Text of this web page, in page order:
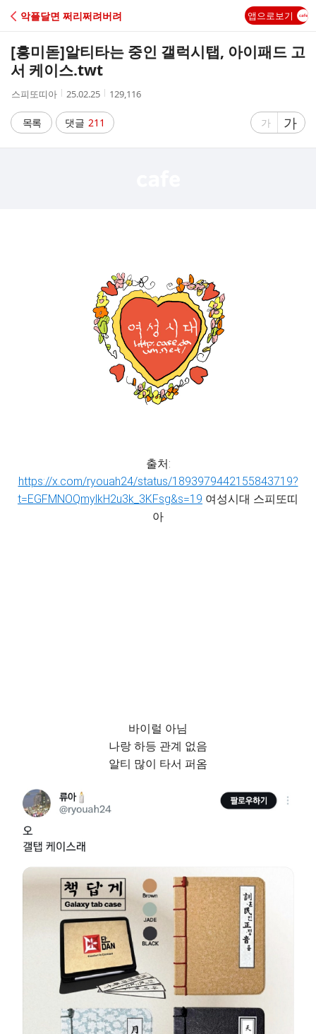
C
A
악플달면 쩌리쩌려버려 앱으로보기
[흥미돋]알티타는 중인 갤럭시탭, 아이패드 고
서 케이스.twt
작
자
스피또띠아
작
시
간
25.02.25
조
수
129,116
목록 댓글 211
글
가
글
자
가
출처:
https://x.com/ryouah24/status/1893979442155843719?
t=EGFMNOQmylkH2u3k_3KFsg&s=19 여성시대 스피또띠
아
바이럴 아님
나랑 하등 관계 없음
알티 많이 타서 퍼옴